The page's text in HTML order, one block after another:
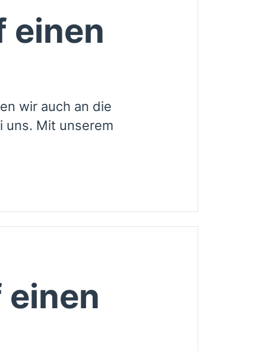
einen
wir auch an die
uns. Mit unserem
einen